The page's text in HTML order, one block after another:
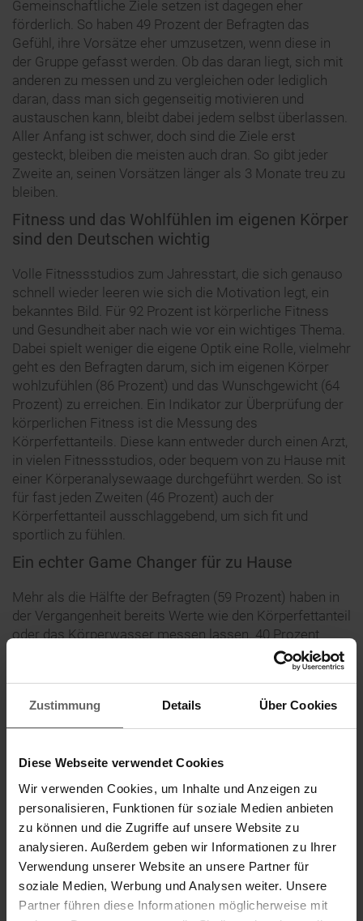
Zustimmung Details Über Cookies
Diese Webseite verwendet Cookies
Wir verwenden Cookies, um Inhalte und Anzeigen zu
personalisieren, Funktionen für soziale Medien anbieten
zu können und die Zugriffe auf unsere Website zu
analysieren. Außerdem geben wir Informationen zu Ihrer
Verwendung unserer Website an unsere Partner für
soziale Medien, Werbung und Analysen weiter. Unsere
Partner führen diese Informationen möglicherweise mit
Gemeinschaftliche Ziele setzen ist dagegen eher
förderlich. So haben 49 Prozent der Befragten das
Gefühl, ihre Vorsätze eher umzusetzen, wenn diese in
der Gruppe gefasst werden. Ob das daran liegt, sich mit
anderen zu messen und zu vergleichen oder lediglich
daran, dass man sich gegenseitig motivieren und
austauschen kann, bleibt dabei jedem selbst überlassen.
Aller Anfang ist schwer, doch sind die Ziele erst
gesteckt, bleiben die meisten auch dran. So gibt jeder
Zweite an, seinen Vorsätzen länger als 3 Monate treu zu
bleiben.
Fitness und das Wohlfühlen im eigenen Körper
sind den Deutschen wichtig
Volle Fitnessstudios zum Jahresstart, die sich genauso
schnell wieder leeren wie sich die Motivation legt, ein
bekanntes Bild. Für 92 Prozent ist körperliche Fitness
und Gesundheit aber nach wie vor ein wichtiges Thema.
Dabei spielt weniger die eigene Optik eine Rolle, vielmehr
geht es den Befragten darum, sich im eigenen Körper
wohlzufühlen (86 Prozent) und das Wunschgewicht (64
Prozent) zu erreichen. Ein Indikator zur Überprüfung der
körperlichen Fitness ist die Messung des
Körperfettanteils. Diese kann entweder durch einen Arzt,
in vielen Fitnessstudios, oder bequem von zu Hause mit
einer Körperanalysewaage durchgeführt werden. So ist
für fast jeden Zweiten (46 Prozent) auch der
Körperfettanteil ausschlaggebend, um sich fit und
sportlich zu fühlen.
Ein echter Game Changer für zu Hause
Mehr als die Hälfte der Befragten (59 Prozent) haben in
der Vergangenheit bereits Werte wie den Körperfettanteil
oder das Körperwasser messen lassen. 40 Prozent
dagegen haben sich noch nie damit auseinandergesetzt.
Hauptsächlich, weil sie keine Gelegenheit dazu hatten
Befragten gar nicht wussten, dass es die Möglichkeit
dazu gibt. Körperanalysewaagen für zu Hause sind
effizient Gewicht verlieren, sondern nachhaltig etwas für
die eigene Gesundheit und die körperliche Fitness tun
wollen.
Die Connect-Körperanalysewaage Shape Sense Connect
200 von Soehnle ermöglicht eine exakte Messung der
Körperwerte bequem von zu Hause aus. Aufgrund der
Bluetooth Funktion behält man die Werte der BIA-
Premiummessung auf dem Smartphone immer im Auge,